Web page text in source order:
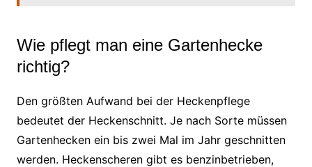
Wie pflegt man eine Gartenhecke
richtig?
Den größten Aufwand bei der Heckenpflege
bedeutet der Heckenschnitt. Je nach Sorte müssen
Gartenhecken ein bis zwei Mal im Jahr geschnitten
werden. Heckenscheren gibt es benzinbetrieben,